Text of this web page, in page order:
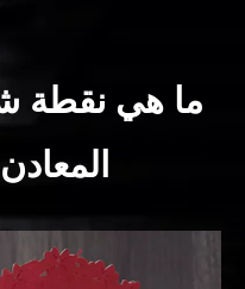
ما هي نقطة